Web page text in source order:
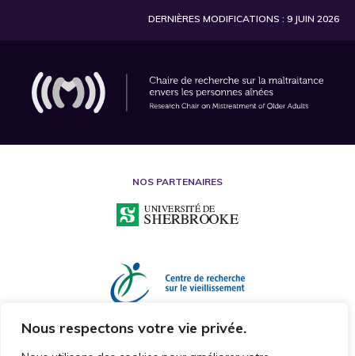
Nous respectons votre vie privée.
DERNIÈRES MODIFICATIONS : 9 JUIN 2026
NOS PARTENAIRES